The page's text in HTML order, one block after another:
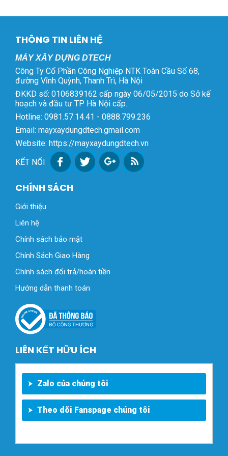
THÔNG TIN LIÊN HỆ
MÁY XÂY DỰNG DTECH
Công Ty Cổ Phần Công Nghiệp NTK Toàn Cầu Số 68,
đường Vĩnh Quỳnh, Thanh Trì, Hà Nội
ĐKKD số: 0106839162 cấp ngày 06/05/2015 do Sở kế
hoạch và đầu tư TP Hà Nội cấp.
Hotline: 0981.57.14.41 - 0888.799.236
Email: mayxaydungdtech.gmail.com
Website: https://mayxaydungdtech.vn
KẾT NỐI
CHÍNH SÁCH
Giới thiệu
Liên hệ
Chính sách bảo mật
Chính Sách Giao Hàng
Chính sách đổi trả/hoàn tiền
Hướng dẫn thanh toán
LIÊN KẾT HỮU ÍCH
Zalo của chúng tôi
Theo dõi Fanspage chúng tôi